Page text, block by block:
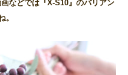
などでは『X-S10』のバリアン
。